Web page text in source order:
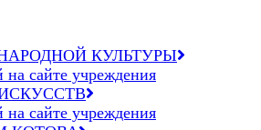
КУЛЬТУРЫ
на сайте учреждения
на сайте учреждения